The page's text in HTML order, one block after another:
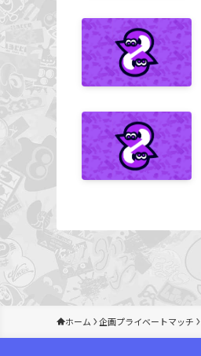
ホーム 企画プライベートマッチ